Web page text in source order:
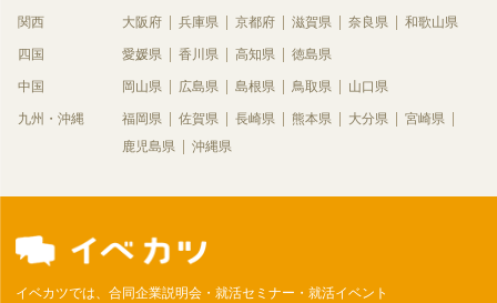
関西 大阪府 兵庫県 京都府 滋賀県 奈良県 和歌山県
四国 愛媛県 香川県 高知県 徳島県
中国 岡山県 広島県 島根県 鳥取県 山口県
九州・沖縄 福岡県 佐賀県 長崎県 熊本県 大分県
宮崎県
鹿児島県
沖縄県
イベカツでは、合同企業説明会・就活セミナー・就活イベント